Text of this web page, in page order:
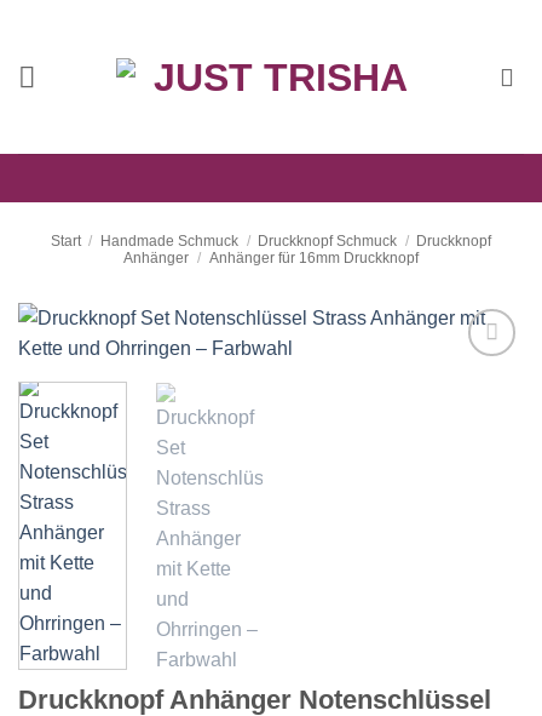
springen
Start / Handmade Schmuck / Druckknopf Schmuck / Druckknopf
Anhänger / Anhänger für 16mm Druckknopf
Druckknopf Anhänger Notenschlüssel